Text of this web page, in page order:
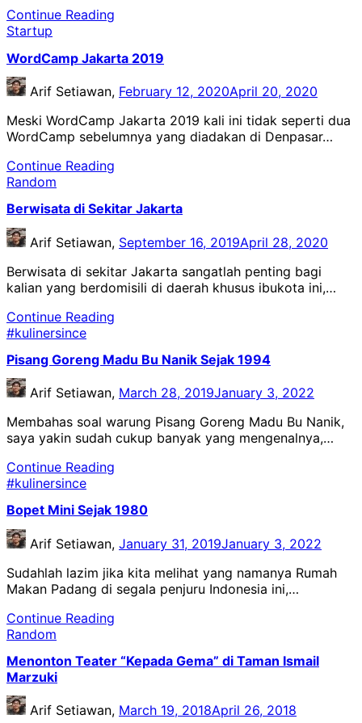
Continue Reading
Startup
WordCamp Jakarta 2019
Arif Setiawan, February 12, 2020April 20, 2020
Meski WordCamp Jakarta 2019 kali ini tidak seperti dua
WordCamp sebelumnya yang diadakan di Denpasar…
Continue Reading
Random
Berwisata di Sekitar Jakarta
Arif Setiawan, September 16, 2019April 28, 2020
Berwisata di sekitar Jakarta sangatlah penting bagi
kalian yang berdomisili di daerah khusus ibukota ini,…
Continue Reading
#kulinersince
Pisang Goreng Madu Bu Nanik Sejak 1994
Arif Setiawan, March 28, 2019January 3, 2022
Membahas soal warung Pisang Goreng Madu Bu Nanik,
saya yakin sudah cukup banyak yang mengenalnya,…
Continue Reading
#kulinersince
Bopet Mini Sejak 1980
Arif Setiawan, January 31, 2019January 3, 2022
Sudahlah lazim jika kita melihat yang namanya Rumah
Makan Padang di segala penjuru Indonesia ini,…
Continue Reading
Random
Menonton Teater “Kepada Gema” di Taman Ismail
Marzuki
Arif Setiawan, March 19, 2018April 26, 2018